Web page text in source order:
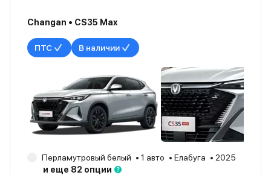
Changan • CS35 Max
ПТС В наличии
Перламутровый белый 1 авто Елабуга
2025
и еще 82 опции